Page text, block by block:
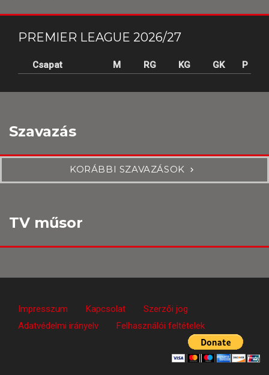
PREMIER LEAGUE 2026/27
Csapat M RG KG GK P
Szavazás
KORÁBBI SZAVAZÁSOK
TV műsor
Impresszum Kapcsolat
Szerzői jog
Adatvédelmi irányelv
Felhasználói feltételek